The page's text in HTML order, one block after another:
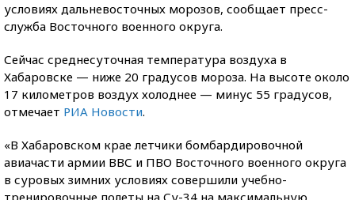
условиях дальневосточных морозов, сообщает пресс-
служба Восточного военного округа.
Сейчас среднесуточная температура воздуха в
Хабаровске — ниже 20 градусов мороза. На высоте около
17 километров воздух холоднее — минус 55 градусов,
отмечает РИА Новости.
«В Хабаровском крае летчики бомбардировочной
авиачасти армии ВВС и ПВО Восточного военного округа
в суровых зимних условиях совершили учебно-
тренировочные полеты на Су-34 на максимальную